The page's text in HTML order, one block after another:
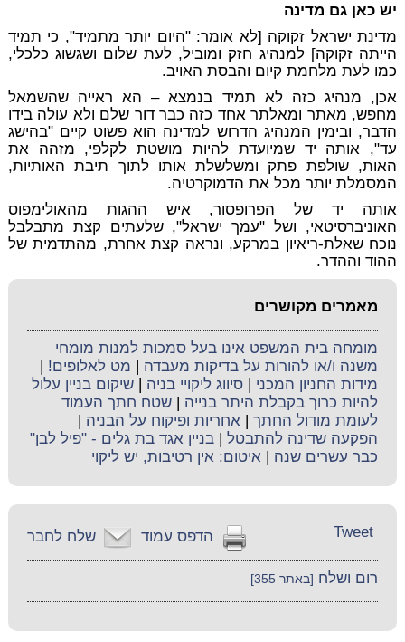
יש כאן גם מדינה
מדינת ישראל זקוקה [לא אומר: "היום יותר מתמיד", כי תמיד
הייתה זקוקה] למנהיג חזק ומוביל, לעת שלום ושגשוג כלכלי,
כמו לעת מלחמת קיום והבסת האויב.
אכן, מנהיג כזה לא תמיד בנמצא – הא ראייה שהשמאל
מחפש, מאתר ומאלתר אחד כזה כבר דור שלם ולא עולה בידו
הדבר, ובימין המנהיג הדרוש למדינה הוא פשוט קיים "בהישג
עד", אותה יד שמיועדת להיות מושטת לקלפי, מזהה את
האות, שולפת פתק ומשלשלת אותו לתוך תיבת האותיות,
המסמלת יותר מכל את הדמוקרטיה.
אותה יד של הפרופסור, איש ההגות מהאולימפוס
האוניברסיטאי, ושל "עמך ישראל", שלעתים קצת מתבלבל
נוכח שאלת-ריאיון במרקע, ונראה קצת אחרת, מהתדמית של
ההוד וההדר.
מאמרים מקושרים
מומחה בית המשפט אינו בעל סמכות למנות מומחי
משנה ו/או להורות על בדיקות מעבדה
מט לאלופים!
מידות החניון המכני |סיווג ליקויי בניה |שיקום בניין עלול
להיות כרוך בקבלת היתר בנייה |שטח חתך העמוד
לעומת מודול החתך |אחריות ופיקוח על הבניה
הפקעה שדינה להתבטל |בניין אגד בת גלים - "פיל לבן"
כבר עשרים שנה |איטום: אין רטיבות, יש ליקוי
שלח לחבר הדפס עמוד Tweet
רום ושלח [באתר 355]